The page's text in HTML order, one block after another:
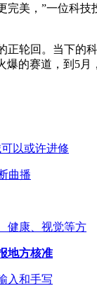
完美，”一位科
轮回。当下的科
爆的赛道，到5
以或许进修
曲播
健康、视觉等方
地方核准
入和手写